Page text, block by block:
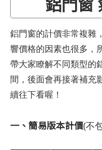
鋁門窗的計價非常複雜
響價格的因素也很多，
帶大家瞭解不同類型的
間，後面會再接著補充
續往下看喔！
一、簡易版本計價(不